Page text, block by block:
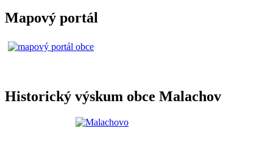
Mapový portál
Historický výskum obce Malachov